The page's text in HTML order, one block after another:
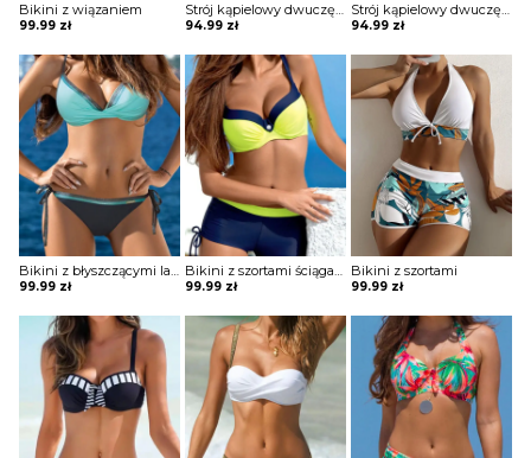
Bikini z wiązaniem
99.99 zł
Strój kąpielowy dwuczęściowy o klasycznym kroju
94.99 zł
Strój kąpielowy dwuczęściowy z górą bez ramiączek
94.99 zł
Bikini z błyszczącymi lamówkami
99.99 zł
Bikini z szortami ściąganymi po bokach
99.99 zł
Bikini z szortami
99.99 zł